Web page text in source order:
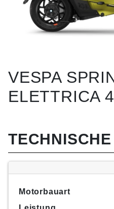
VESPA
ELETTRICA
Motorbauart